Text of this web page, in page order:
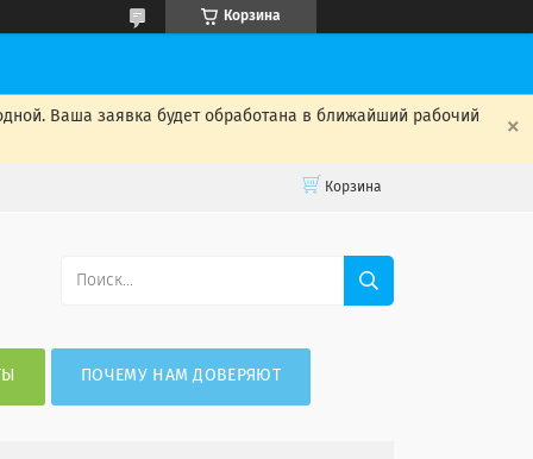
Корзина
Ваша заявка будет обработана в ближайший рабочий
Корзина
ПОЧЕМУ НАМ ДОВЕРЯЮТ